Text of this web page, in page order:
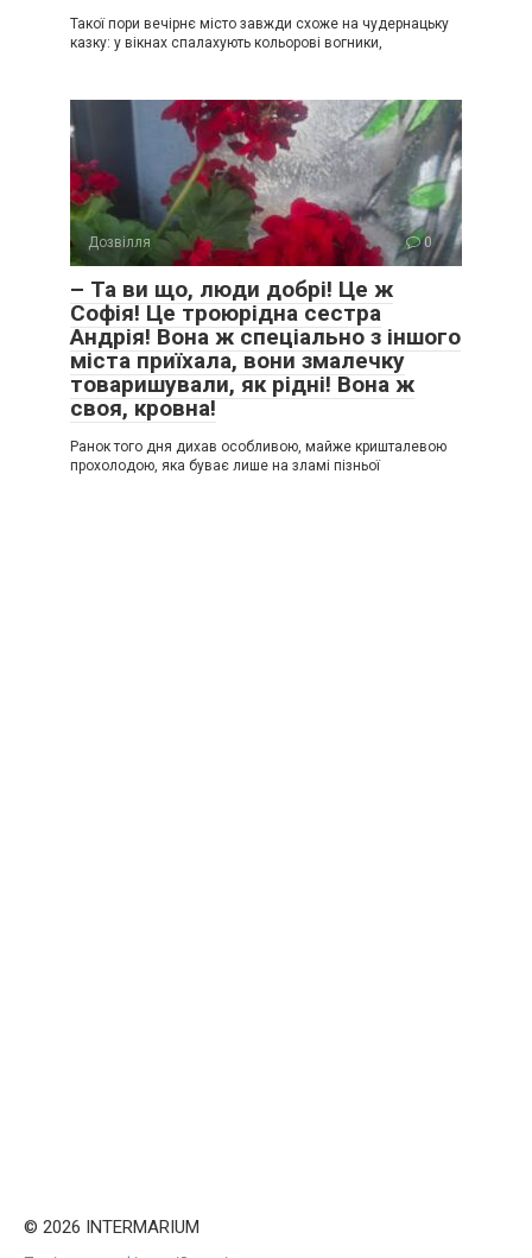
Такої пори вечірнє місто завжди схоже на чудернацьку
казку: у вікнах спалахують кольорові вогники,
Дозвілля 0
– Та ви що, люди добрі! Це ж
Софія! Це троюрідна сестра
Андрія! Вона ж спеціально з іншого
міста приїхала, вони змалечку
товаришували, як рідні! Вона ж
своя, кровна!
Ранок того дня дихав особливою, майже кришталевою
прохолодою, яка буває лише на зламі пізньої
© 2026 INTERMARIUM